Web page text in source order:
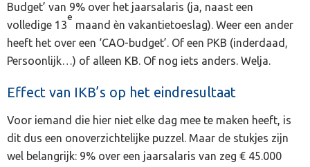
Budget’ van 9% over het jaarsalaris (ja, naast een
volledige 13
e
maand èn vakantietoeslag). Weer een ander
heeft het over een ‘CAO-budget’. Of een PKB (inderdaad,
Persoonlijk…) of alleen KB. Of nog iets anders. Welja.
Effect van IKB’s op het eindresultaat
Voor iemand die hier niet elke dag mee te maken heeft, is
dit dus een onoverzichtelijke puzzel. Maar de stukjes zijn
wel belangrijk: 9% over een jaarsalaris van zeg € 45.000